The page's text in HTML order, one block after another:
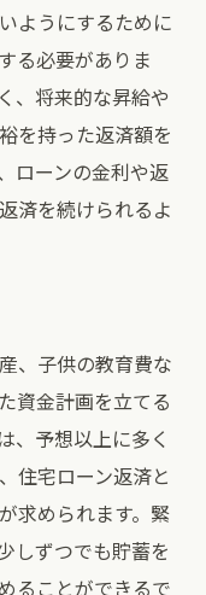
ようにするために
る必要がありま
、将来的な昇給や
を持った返済額を
ローンの金利や返
済を続けられるよ
、子供の教育費な
資金計画を立てる
、予想以上に多く
住宅ローン返済と
求められます。緊
しずつでも貯蓄を
ることができるで